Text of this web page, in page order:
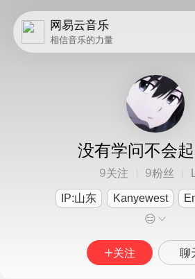
网易云音乐
相信音乐的力量
没有学问不会
9关注 9粉丝
IP:山东 Kanyewest
😑
关注 聊